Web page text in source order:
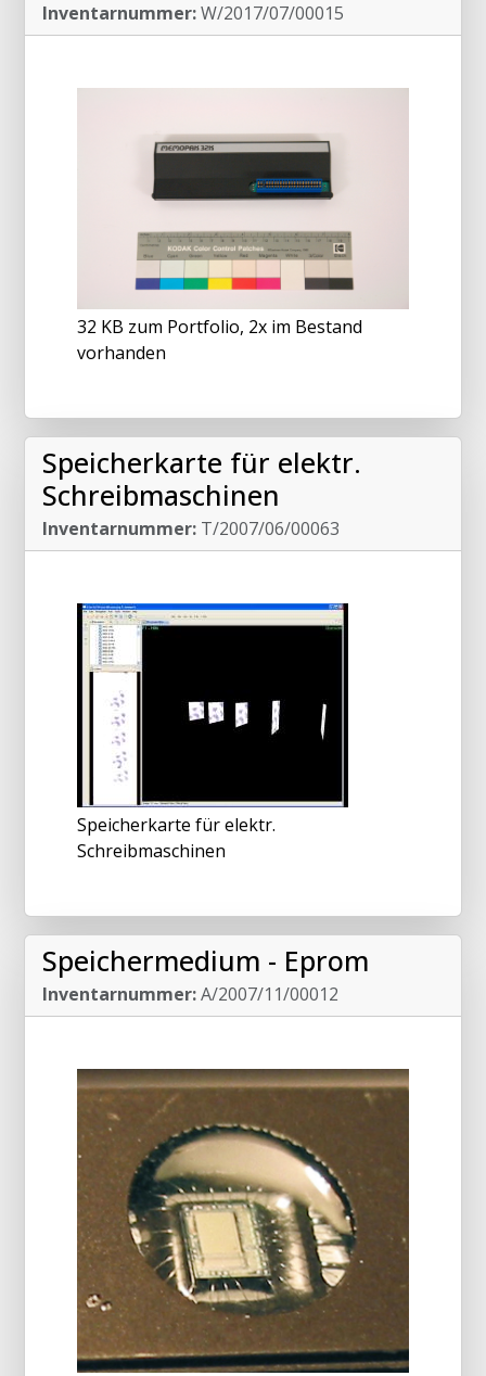
Inventarnummer:W/2017/07/00015
32 KB zum Portfolio, 2x im Bestand
vorhanden
Speicherkarte für elektr.
Schreibmaschinen
Inventarnummer: T/2007/06/00063
Speicherkarte für elektr.
Schreibmaschinen
Speichermedium - Eprom
Inventarnummer:A/2007/11/00012